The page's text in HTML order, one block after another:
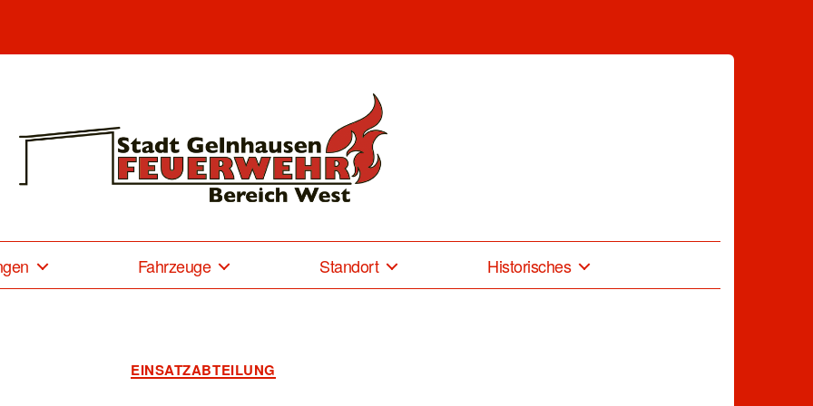
Freiwillige
Feuerwehr
Gelnhausen-
Fahrzeuge Standort Historisches
EINSATZABTEILUNG